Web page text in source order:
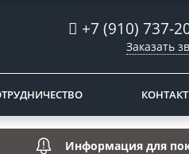
+7 (910) 737-
Заказать
Информация для